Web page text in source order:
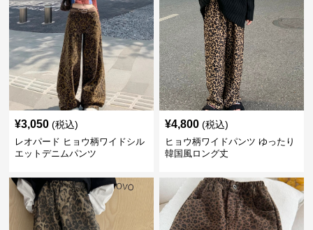
¥3,050 (税込)
レオパード ヒョウ柄ワイドシル
エットデニムパンツ
¥4,800 (税込)
ヒョウ柄ワイドパンツ ゆったり
韓国風ロング丈